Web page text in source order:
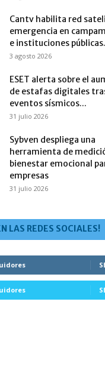
Cantv habilita red
emergencia en
e instituciones
3 agosto 2026
ESET alerta sobre el
de estafas digitales
eventos sísmicos...
31 julio 2026
Sybven despliega una
herramienta de
bienestar emocional
empresas
31 julio 2026
LAS REDES SOCIALES!